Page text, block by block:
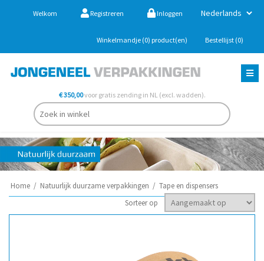
Welkom Registreren Inloggen
Winkelmandje (0) product(en) Bestellijst (0)
€ 350,00voor gratis zending in NL (excl. wadden).
Home / Natuurlijk duurzame verpakkingen / Tape en dispensers
Sorteer op